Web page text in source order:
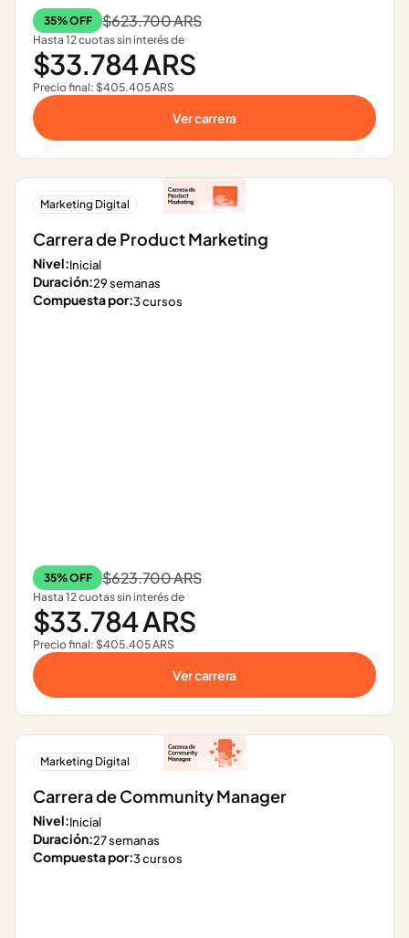
35% OFF $623.700 ARS
Hasta 12 cuotas sin interés de
$33.784 ARS
Precio final: $405.405 ARS
Ver carrera
Marketing Digital
Carrera de Product Marketing
Nivel:Inicial
Duración:29 semanas
Compuesta por:3 cursos
35% OFF $623.700 ARS
Hasta 12 cuotas sin interés de
$33.784 ARS
Precio final: $405.405 ARS
Ver carrera
Marketing Digital
Carrera de Community Manager
Nivel:Inicial
Duración:27 semanas
Compuesta por:3 cursos